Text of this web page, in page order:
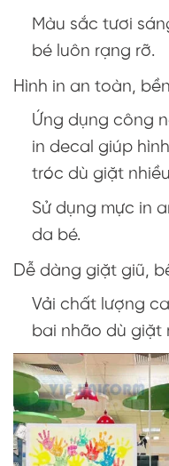
Màu sắc tươi
bé luôn rạng rỡ.
Hình in an toàn,
Ứng dụng công
in decal giúp
tróc dù giặt
Sử dụng mực in
da bé.
Dễ dàng giặt giũ,
Vải chất lượng
bai nhão dù giặt